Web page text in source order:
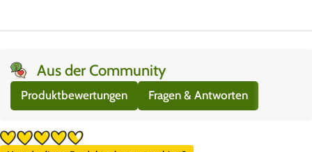
Aus der Community
Produktbewertungen Fragen & Antworten